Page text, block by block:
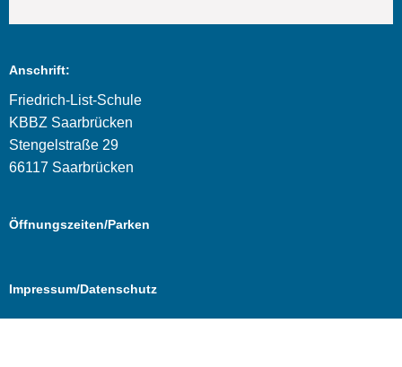
Anschrift:
Friedrich-List-Schule
KBBZ Saarbrücken
Stengelstraße 29
66117 Saarbrücken
Öffnungszeiten/Parken
Impressum/Datenschutz